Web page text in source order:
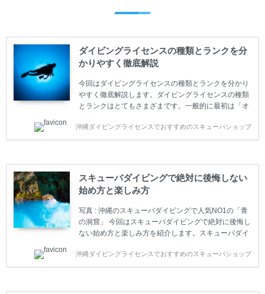
ダイビングライセンスの種類とランクを分
かりやすく徹底解説
今回はダイビングライセンスの種類とランクを分かり
やすく徹底解説します。ダイビングライセンスの種類
とランクはとてもさまざまです。一般的に最初は「オ
す。 ダイビングのライセンスカードはダイビングの教
育機関もしくは指導団体が発行しています。教育機関
ダイバーの育成・指導や安全管理、環境保全などの活
動をしています。 ダイビングライセンスの種類はエン
トリーレベルのライセンスからプロレベルのライセン
スまでランク分けされています。各教育機関(指導団
体)によってライセンスカードの名称、トレーニング内
容に違いがありま...
沖縄ダイビングライセンスでおすすめのスキューバショップ
スキューバダイビングで絶対に後悔しない
始め方と楽しみ方
写真 : 沖縄のスキューバダイビングで人気NO1の「青
の洞窟」 今回はスキューバダイビングで絶対に後悔し
ない始め方と楽しみ方を紹介します。スキューバダイ
やまだ始めて間もない初心者の方に必見の内容です。
スキューバダイビングの始め方と楽しみ方について学
ててしまうと、せっかく楽しみにしていたスキューバ
沖縄ダイビングライセンスでおすすめのスキューバショップ